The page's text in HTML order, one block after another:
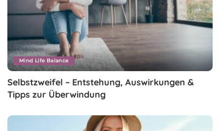
Mind Life Balance
Selbstzweifel – Entstehung, Auswirkungen &
Tipps zur Überwindung